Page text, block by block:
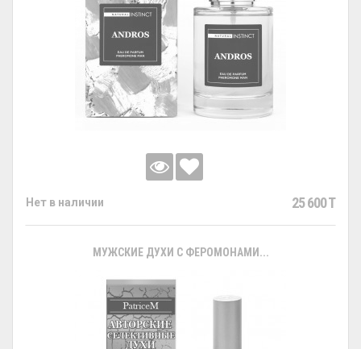
Нет в наличии 25 600 T
МУЖСКИЕ ДУХИ С ФЕРОМОНАМИ...